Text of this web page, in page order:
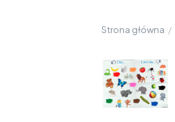
Strona główna /